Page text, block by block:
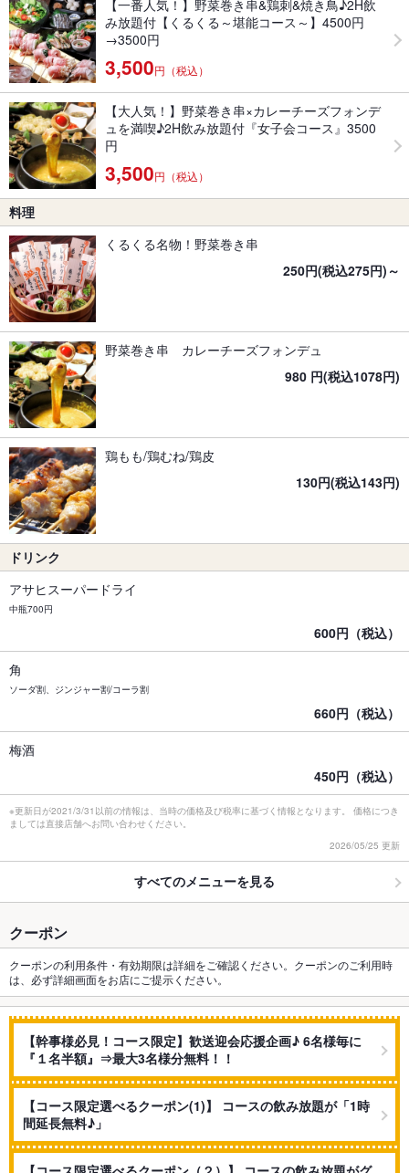
【一番人気！】野菜巻き串&鶏刺&焼き鳥♪2H飲
み放題付【くるくる～堪能コース～】4500円
→3500円
3,500円（税込）
【大人気！】野菜巻き串×カレーチーズフォンデ
ュを満喫♪2H飲み放題付『女子会コース』3500
円
3,500円（税込）
料理
くるくる名物！野菜巻き串
250円(税込275円)～
野菜巻き串 カレーチーズフォンデュ
980 円(税込1078円)
鶏もも/鶏むね/鶏皮
130円(税込143円)
ドリンク
アサヒスーパードライ
中瓶700円
600円（税込）
角
ソーダ割、ジンジャー割/コーラ割
660円（税込）
梅酒
450円（税込）
※更新日が2021/3/31以前の情報は、当時の価格及び税率に基づく情報となります。 価格につき
ましては直接店舗へお問い合わせください。
2026/05/25 更新
すべてのメニューを見る
クーポン
クーポンの利用条件・有効期限は詳細をご確認ください。クーポンのご利用時
は、必ず詳細画面をお店にご提示ください。
【幹事様必見！コース限定】歓送迎会応援企画♪ 6名様毎に
『１名半額』⇒最大3名様分無料！！
【コース限定選べるクーポン(1)】 コースの飲み放題が「1時
間延長無料♪」